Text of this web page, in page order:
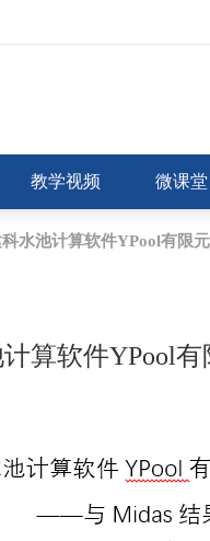
教学视频 微课堂
水池计算软件YPool有限
算软件YPool